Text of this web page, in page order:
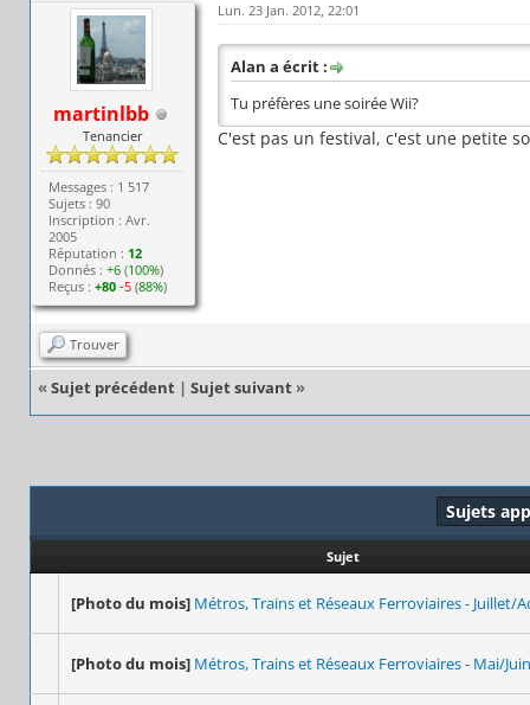
martinlbb
Tenancier
Messages : 1 517
Sujets : 90
Inscription : Avr.
2005
Réputation : 12
Donnés :+6 (100%)
Reçus :+80 -5 (88%)
Lun. 23 Jan. 2012, 22:01
Alan a écrit :
Tu préfères une soirée Wii?
C'est pas un festival, c'est une petite
Trouver
« Sujet précédent | Sujet suivant »
Sujets
Sujet
[Photo du mois] Métros, Trains et Réseaux Ferroviaires - Juillet/
[Photo du mois] Métros, Trains et Réseaux Ferroviaires - Mai/